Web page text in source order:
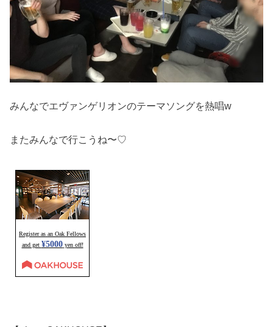
みんなでエヴァンゲリオンのテーマソングを熱唱w
またみんなで行こうね〜♡